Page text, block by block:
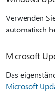
Verwenden
automatisch
Microsoft
Das
Microsoft